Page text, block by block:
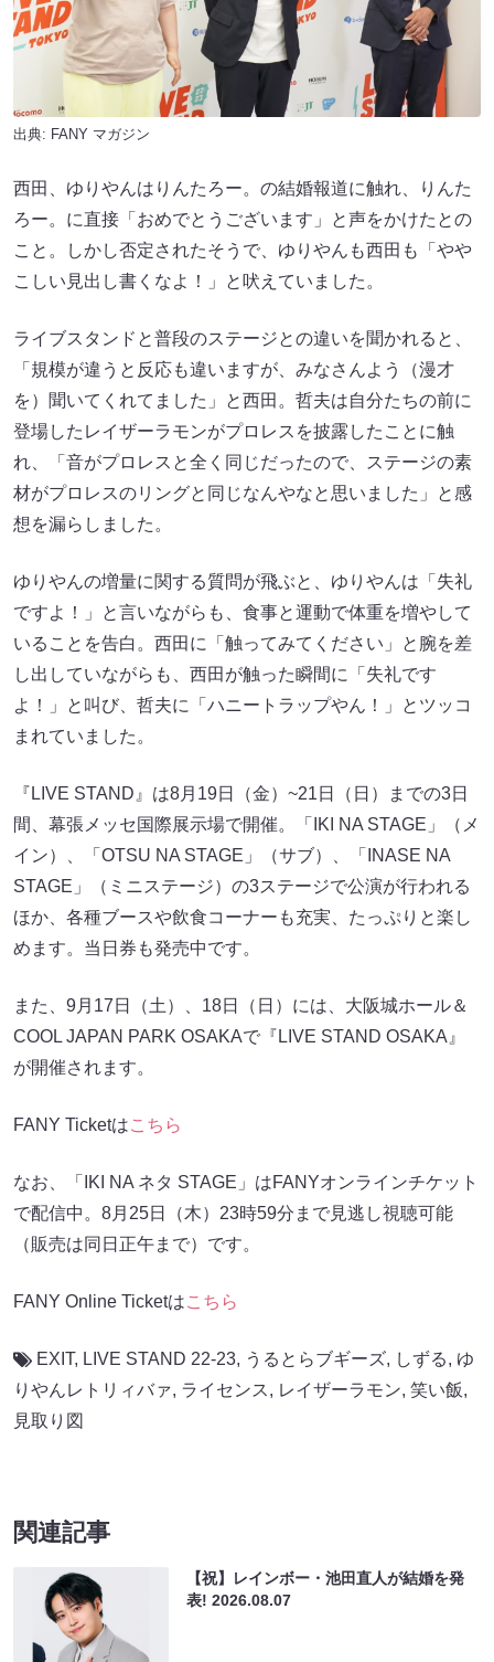
出典: FANY マガジン
西田、ゆりやんはりんたろー。の結婚報道に触れ、りんた
ろー。に直接「おめでとうございます」と声をかけたとの
こと。しかし否定されたそうで、ゆりやんも西田も「やや
こしい見出し書くなよ！」と吠えていました。
ライブスタンドと普段のステージとの違いを聞かれると、
「規模が違うと反応も違いますが、みなさんよう（漫才
を）聞いてくれてました」と西田。哲夫は自分たちの前に
登場したレイザーラモンがプロレスを披露したことに触
れ、「音がプロレスと全く同じだったので、ステージの素
材がプロレスのリングと同じなんやなと思いました」と感
想を漏らしました。
ゆりやんの増量に関する質問が飛ぶと、ゆりやんは「失礼
ですよ！」と言いながらも、食事と運動で体重を増やして
いることを告白。西田に「触ってみてください」と腕を差
し出していながらも、西田が触った瞬間に「失礼です
よ！」と叫び、哲夫に「ハニートラップやん！」とツッコ
まれていました。
『LIVE STAND』は8月19日（金）~21日（日）までの3日
間、幕張メッセ国際展示場で開催。「IKI NA STAGE」（メ
イン）、「OTSU NA STAGE」（サブ）、「INASE NA
STAGE」（ミニステージ）の3ステージで公演が行われる
ほか、各種ブースや飲食コーナーも充実、たっぷりと楽し
めます。当日券も発売中です。
また、9月17日（土）、18日（日）には、大阪城ホール＆
COOL JAPAN PARK OSAKAで『LIVE STAND OSAKA』
が開催されます。
FANY Ticketはこちら
なお、「IKI NA ネタ STAGE」はFANYオンラインチケット
で配信中。8月25日（木）23時59分まで見逃し視聴可能
（販売は同日正午まで）です。
FANY Online Ticketはこちら
EXIT, LIVE STAND 22-23, うるとらブギーズ, しずる, ゆ
りやんレトリィバァ, ライセンス, レイザーラモン, 笑い飯,
見取り図
関連記事
【祝】レインボー・池田直人が結婚を発
表!2026.08.07